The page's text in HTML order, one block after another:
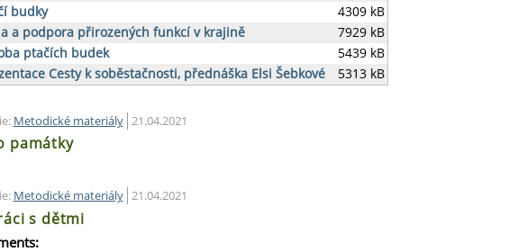
budky
4309 kB
a podpora přirozených funkcí v krajině
7929 kB
ptačích budek
5439 kB
Cesty k soběstačnosti, přednáška Elsi Šebkové
5313 kB
Metodické materiály 21.04.2021
památky
Metodické materiály 21.04.2021
s dětmi